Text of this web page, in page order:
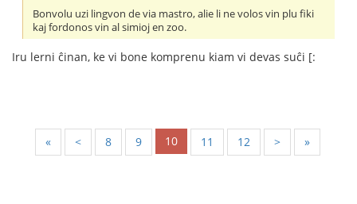
Bonvolu uzi lingvon de via mastro, alie li ne volos vin plu fiki
kaj fordonos vin al simioj en zoo.
Iru lerni ĉinan, ke vi bone komprenu kiam vi devas suĉi [:
« < 8 9 10 11 12 > »